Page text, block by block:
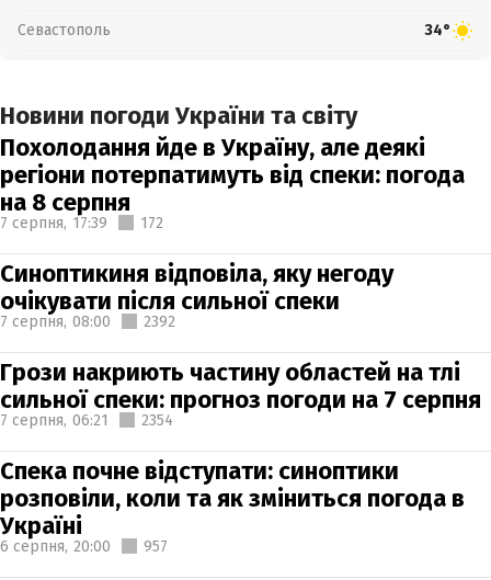
Севастополь 34°
Новини погоди України та світу
Похолодання йде в Україну, але деякі
регіони потерпатимуть від спеки: погода
на 8 серпня
7 серпня, 17:39 172
Синоптикиня відповіла, яку негоду
очікувати після сильної спеки
7 серпня, 08:00 2392
Грози накриють частину областей на тлі
сильної спеки: прогноз погоди на 7 серпня
7 серпня, 06:21 2354
Спека почне відступати: синоптики
розповіли, коли та як зміниться погода в
Україні
6 серпня, 20:00 957